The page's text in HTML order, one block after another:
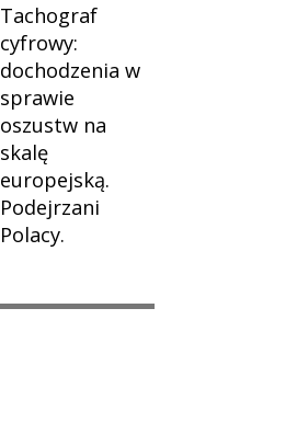
Tachograf
cyfrowy:
dochodzenia w
sprawie
oszustw na
skalę
europejską.
Podejrzani
Polacy.